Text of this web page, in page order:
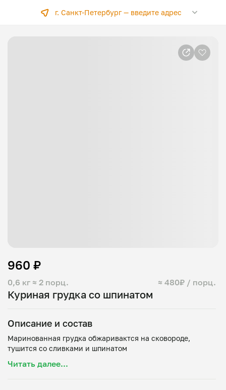
г. Санкт-Петербург —введите адрес
Куриная грудка со шпинатом
0,6 кг ≈ 2 порц. ≈ 480₽ / порц.
960 ₽
Описание и состав
Маринованная грудка обжаривактся на сковороде,
Читать далее...